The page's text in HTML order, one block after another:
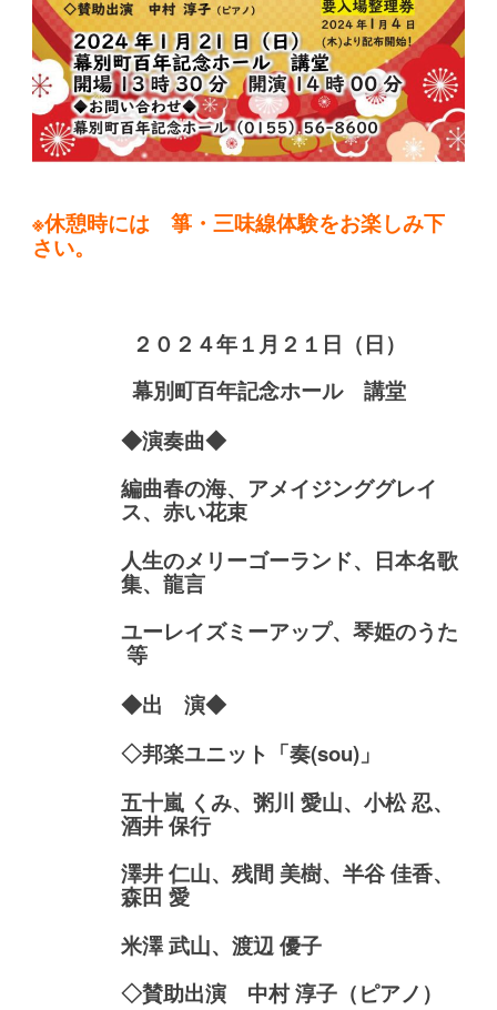
※休憩時には 箏・三味線体験をお楽しみ下
さい。
２０２４年１月２１日（日）
幕別町百年記念ホール 講堂
◆演奏曲◆
編曲春の海、アメイジンググレイ
ス、赤い花束
人生のメリーゴーランド、日本名歌
集、龍言
ユーレイズミーアップ、琴姫のうた
等
◆出 演◆
◇邦楽ユニット「奏(sou)」
五十嵐 くみ、粥川 愛山、小松 忍、
酒井 保行
澤井 仁山、残間 美樹、半谷 佳香、
森田 愛
米澤 武山、渡辺 優子
◇賛助出演 中村 淳子（ピアノ）